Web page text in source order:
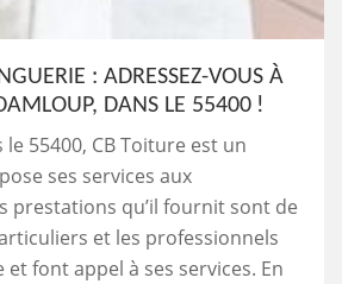
: ADRESSEZ-VOUS À
DANS LE 55400 !
55400, CB Toiture est un
ses services aux
prestations qu’il fournit sont de
et les professionnels
font appel à ses services. En